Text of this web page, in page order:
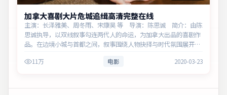
加拿大喜剧大片危城追缉高清完整在线
主演：长泽雅美、周冬雨、宋康昊 等 导演：陈思诚 简介：由陈
思诚执导，以双线叙事勾连两代人的命运，为加拿大出品的喜剧作
品。在边境小城与首都之间，叙事围绕人物抉择与时代氛围展开，
赏性与现实意义…
11万 电影 2020-03-23